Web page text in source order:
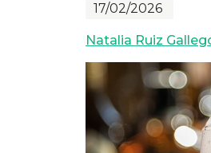
17/02/2026
Natalia Ruiz